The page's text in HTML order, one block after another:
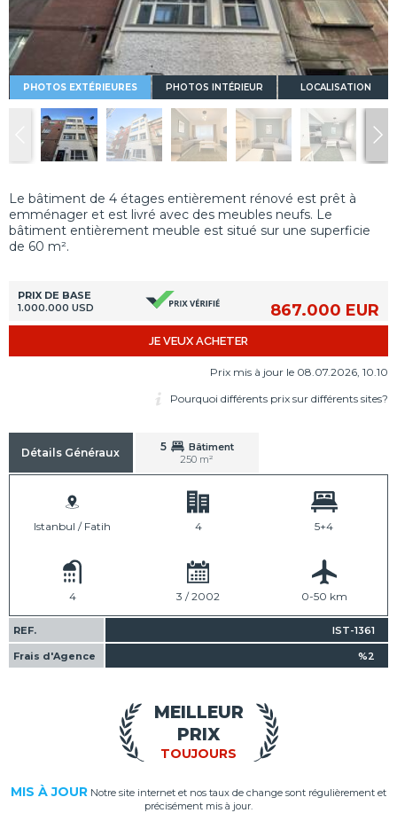
PHOTOS EXTÉRIEURES PHOTOS INTÉRIEUR LOCALISATION
Le bâtiment de 4 étages entièrement rénové est prêt à
emménager et est livré avec des meubles neufs. Le
bâtiment entièrement meuble est situé sur une superficie
de 60 m².
PRIX DE BASE
1.000.000 USD
867.000 EUR
JE VEUX ACHETER
Prix mis à jour le 08.07.2026, 10.10
Pourquoi différents prix sur différents sites?
Détails Généraux 5
Bâtiment
250 m²
Istanbul / Fatih 4 5+4
4 3 / 2002 0-50 km
REF. IST-1361
Frais d'Agence %2
TOUJOURS
MEILLEUR
PRIX
MIS À JOUR Notre site internet et nos taux de change sont régulièrement et
précisément mis à jour.